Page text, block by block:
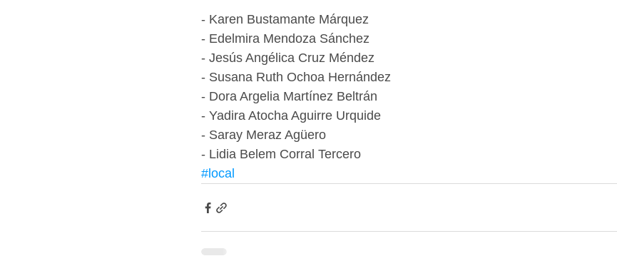
- Karen Bustamante Márquez
- Edelmira Mendoza Sánchez
- Jesús Angélica Cruz Méndez
- Susana Ruth Ochoa Hernández
- Dora Argelia Martínez Beltrán
- Yadira Atocha Aguirre Urquide
- Saray Meraz Agüero
- Lidia Belem Corral Tercero
#local